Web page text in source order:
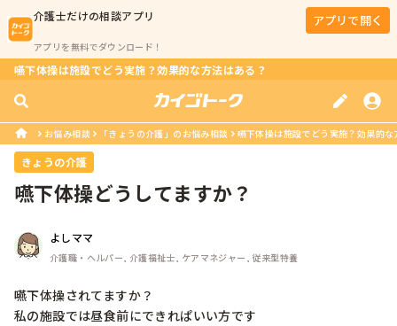
介護士だけの相談アプリ
アプリを無料でダウンロード！
アプリで開く
嚥下体操は施設でどう実施？効果的な方法はある？
お悩み相談 「きょうの介護」のお悩み相談 嚥下体操は施設でどう実施？効果的
きょうの介護
嚥下体操どうしてますか？
よしママ
介護職・ヘルパー, 介護福祉士, ケアマネジャー, 従来型特養
嚥下体操されてますか？
私の施設では昼食前にできれぱいい方です